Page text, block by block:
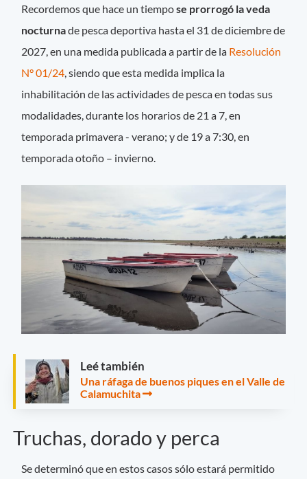
Recordemos que hace un tiempose prorrogó la veda
nocturnade pesca deportiva hasta el 31 de diciembre de
2027, en una medida publicada a partir de la Resolución
N° 01/24, siendo que esta medida implica la
inhabilitación de las actividades de pesca en todas sus
modalidades, durante los horarios de 21 a 7, en
temporada primavera - verano; y de 19 a 7:30, en
temporada otoño – invierno.
Leé también
Una ráfaga de buenos piques en el Valle de
Calamuchita
Truchas, dorado y perca
Se determinó que en estos casos sólo estará permitido